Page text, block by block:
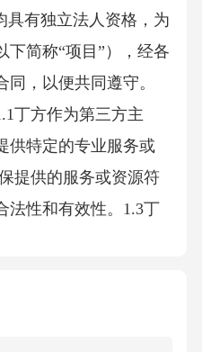
具有独立法人资格，为
下简称“项目”），经各
，以便共同遵守。
丁方作为第三方主
供特定的专业服务或
提供的服务或资源符
法性和有效性。1.3丁
项目的决策权和管